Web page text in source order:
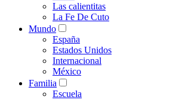
Las calientitas
La Fe De Cuto
Mundo
España
Estados Unidos
Internacional
México
Familia
Escuela